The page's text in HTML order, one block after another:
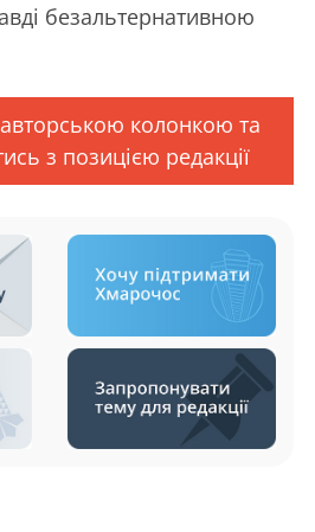
безальтернативною
колонкою та
з позицією редакції